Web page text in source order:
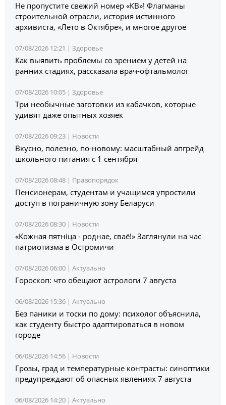
Не пропустите свежий номер «КВ»! Флагманы
строительной отрасли, история истинного
архивиста, «Лето в Октябре», и многое другое
07/08/2026 12:21 | Здоровье
Как выявить проблемы со зрением у детей на
ранних стадиях, рассказала врач-офтальмолог
07/08/2026 10:05 | Здоровье
Три необычные заготовки из кабачков, которые
удивят даже опытных хозяек
07/08/2026 09:23 | Новости
Вкусно, полезно, по-новому: масштабный апгрейд
школьного питания с 1 сентября
07/08/2026 08:48 | Правопорядок
Пенсионерам, студентам и учащимся упростили
доступ в пограничную зону Беларуси
07/08/2026 08:30 | Новости
«Кожная пятніца - роднае, сваё!» Заглянули на час
патриотизма в Остромичи
07/08/2026 06:00 | Актуально
Гороскоп: что обещают астрологи 7 августа
06/08/2026 15:36 | Актуально
Без паники и тоски по дому: психолог объяснила,
как студенту быстро адаптироваться в новом
городе
06/08/2026 14:56 | Новости
Грозы, град и температурные контрасты: синоптики
предупреждают об опасных явлениях 7 августа
06/08/2026 14:20 | Актуально